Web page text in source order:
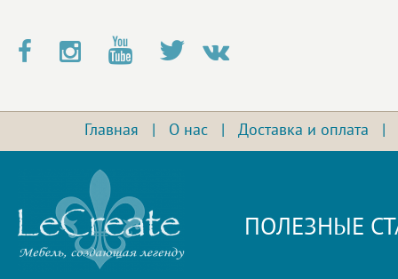
Главная О нас Доставка и оплата
ПОЛЕЗНЫЕ